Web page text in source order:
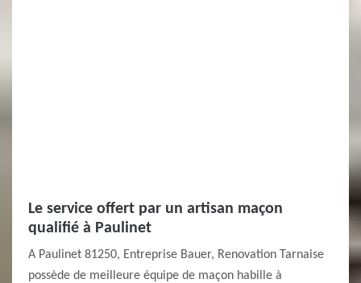
Le service offert par un artisan maçon
qualifié à Paulinet
A Paulinet 81250, Entreprise Bauer, Renovation Tarnaise
possède de meilleure équipe de maçon habille à